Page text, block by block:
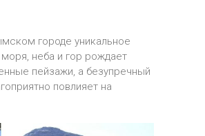
городе уникальное
неба и гор рождает
пейзажи, а безупречный
повлияет на